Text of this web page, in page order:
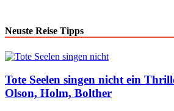
Neuste Reise Tipps
Tote Seelen singen nicht ein
Olson, Holm, Bolther